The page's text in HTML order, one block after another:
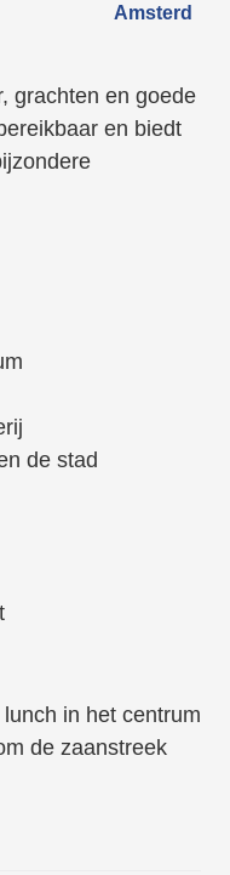
Amsterd
grachten en goede
en biedt
de stad
in het centrum
de zaanstreek